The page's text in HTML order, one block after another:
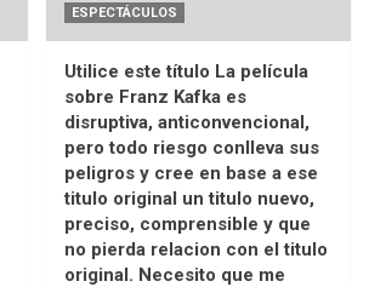
ESPECTÁCULOS
Utilice este título La película
sobre Franz Kafka es
disruptiva, anticonvencional,
pero todo riesgo conlleva sus
peligros y cree en base a ese
titulo original un titulo nuevo,
preciso, comprensible y que
no pierda relacion con el titulo
original. Necesito que me